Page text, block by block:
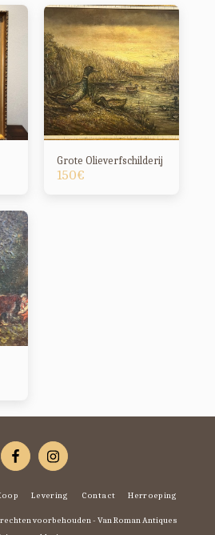
Grote Olieverfschilderij
150€
Levering Contact Herroeping
voorbehouden - Van Roman Antiques